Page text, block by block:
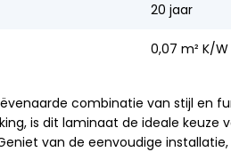
20 jaar
0,07 m² K/W
combinatie van stijl en
is dit laminaat de ideale keuze
van de eenvoudige